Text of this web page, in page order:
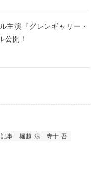
主演『グレンギャリー・
公開！
事 堀越 涼
寺⼗ 吾